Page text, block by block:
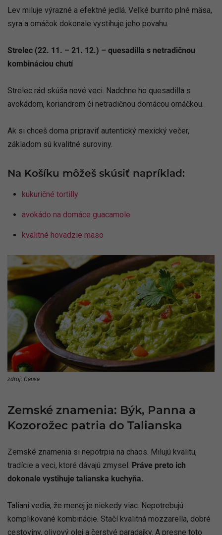
Lev miluje výrazné a efektné jedlá. Veľké burrito plné mäsa,
syra a omáčok dokonale vystihuje jeho povahu.
Strelec (22. 11. – 21. 12.) – quesadilla s netradičnou
kombináciou chutí
Strelec rád skúša nové veci. Nadchne ho quesadilla s
avokádom, koriandrom či netradičnou domácou omáčkou.
Ak si chceš doma pripraviť autentický mexický večer,
základom sú kvalitné suroviny.
Na Košíku môžeš skúsiť napríklad:
kukuričné tortilly
avokádo na domáce guacamole
kvalitné hovädzie mäso
zdroj: Canva
Zemské znamenia: Býk, Panna a
Kozorožec patria do Talianska
Zemské znamenia si nepotrpia na chaos. Milujú kvalitu,
tradície a veci, ktoré dávajú zmysel. Práve preto ich
dokonale vystihuje talianska kuchyňa.
Taliani vedia, že menej je niekedy viac. Nepotrebujú
komplikované kombinácie. Stačí kvalitná mozzarella, dobré
cestoviny, olivový olej a čerstvé paradajky. A presne toto